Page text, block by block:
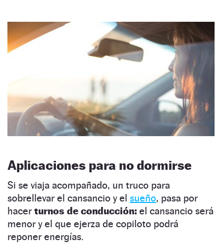
Aplicaciones para no dormirse
Si se viaja acompañado, un truco para
sobrellevar el cansancio y el sueño, pasa por
hacer turnos de conducción: el cansancio será
menor y el que ejerza de copiloto podrá
reponer energías.